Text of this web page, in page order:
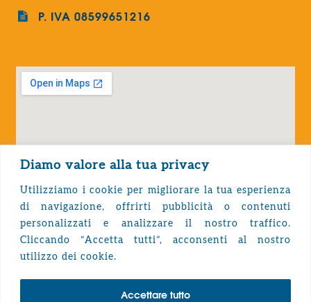
Diamo valore alla tua privacy
Utilizziamo i cookie per migliorare la tua esperienza
di navigazione, offrirti pubblicità o contenuti
personalizzati e analizzare il nostro traffico.
Cliccando “Accetta tutti”, acconsenti al nostro
utilizzo dei cookie.
Accettare tutto
P. IVA 08599651216
Privacy Policy